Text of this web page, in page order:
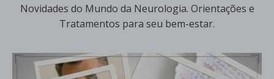
Novidades do Mundo da Neurologia. Orientações e
Tratamentos para seu bem-estar.